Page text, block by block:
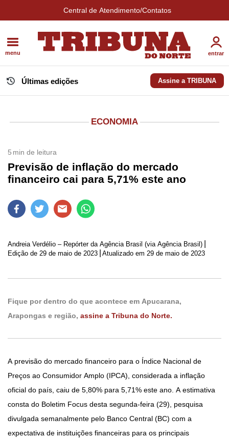
Central de Atendimento/Contatos
menu entrar
Últimas edições Assine a TRIBUNA
ECONOMIA
5 min de leitura
Previsão de inflação do mercado
financeiro cai para 5,71% este ano
Andreia Verdélio – Repórter da Agência Brasil (via Agência Brasil)
Edição de 29 de maio de 2023 Atualizado em 29 de maio de 2023
Fique por dentro do que acontece em Apucarana,
Arapongas e região, assine a Tribuna do Norte.
A previsão do mercado financeiro para o Índice Nacional de
Preços ao Consumidor Amplo (IPCA), considerada a inflação
oficial do país, caiu de 5,80% para 5,71% este ano. A estimativa
consta do Boletim Focus desta segunda-feira (29), pesquisa
divulgada semanalmente pelo Banco Central (BC) com a
expectativa de instituições financeiras para os principais